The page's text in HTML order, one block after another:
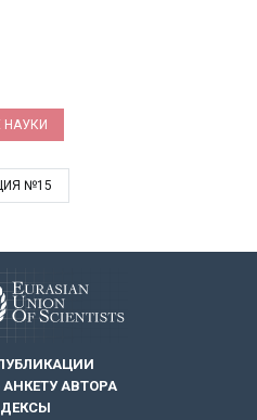
НАУКИ
№15
АВТОРА